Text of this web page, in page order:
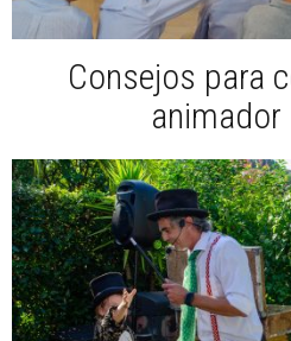
Consejos para